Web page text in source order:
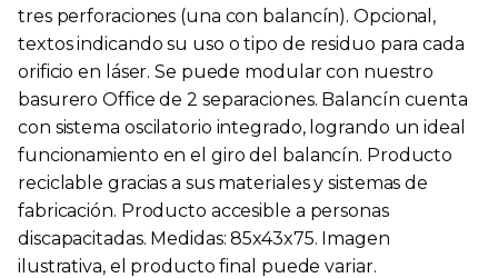
tres perforaciones (una con balancín). Opcional,
textos indicando su uso o tipo de residuo para cada
orificio en láser. Se puede modular con nuestro
basurero Office de 2 separaciones. Balancín cuenta
con sistema oscilatorio integrado, logrando un ideal
funcionamiento en el giro del balancín. Producto
reciclable gracias a sus materiales y sistemas de
fabricación. Producto accesible a personas
discapacitadas. Medidas: 85x43x75. Imagen
ilustrativa, el producto final puede variar.